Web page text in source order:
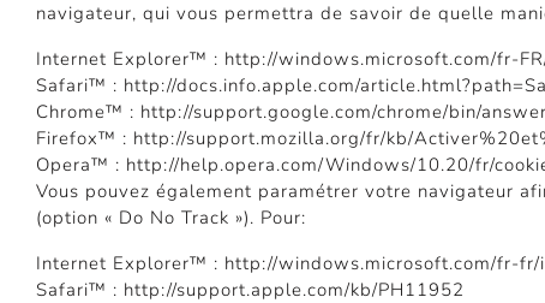
navigateur, qui vous permettra de savoir de quelle
Internet Explorer™ : http://windows.microsoft.com/fr-
Safari™ : http://docs.info.apple.com/
Chrome™ : http://support.google.com/chrome/bin/
Firefox™ : http://support.mozilla.org/fr/kb/
Opera™ : http://help.opera.com/Windows/10.20/fr/
Vous pouvez également paramétrer votre navigateur
(option « Do No Track »). Pour:
Internet Explorer™ : http://windows.microsoft.com/fr-
Safari™ : http://support.apple.com/kb/PH11952